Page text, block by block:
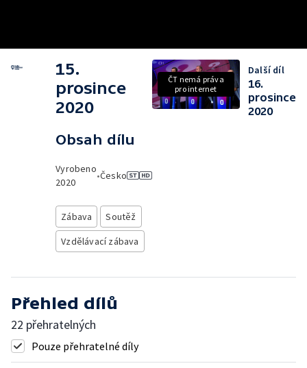
15.
prosince
2020
Obsah dílu
Vyrobeno
2020
•Česko
Zábava
Soutěž
Vzdělávací zábava
ČT nemá práva
pro internet
Další díl
16.
prosince
2020
Přehled dílů
22 přehratelných
Pouze přehratelné díly